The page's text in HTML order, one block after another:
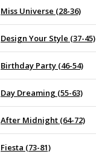
Miss Universe (28-36)
Design Your Style (37-45)
Birthday Party (46-54)
Day Dreaming (55-63)
After Midnight (64-72)
Fiesta (73-81)